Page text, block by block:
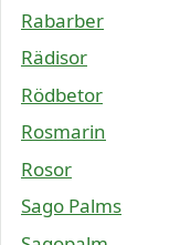
Rabarber
Rädisor
Rödbetor
Rosmarin
Rosor
Sago Palms